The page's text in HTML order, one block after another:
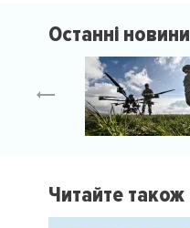
Останні новини
Читайте також